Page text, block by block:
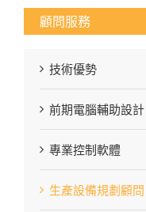
顧問服務
技術優勢
前期電腦輔助設計
專業控制軟體
生產設備規劃顧問